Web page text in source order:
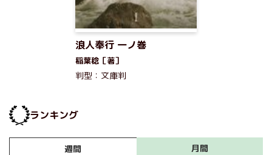
浪人奉行 一ノ巻
稲葉稔［著］
判型：文庫判
ランキング
週間 月間